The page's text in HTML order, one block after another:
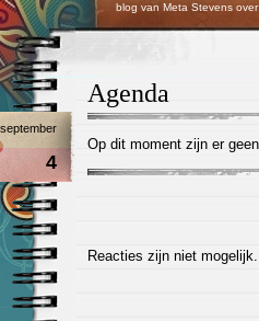
blog van Meta Stevens
Agenda
september
4
Op dit moment zijn er
Reacties zijn niet mogelijk.